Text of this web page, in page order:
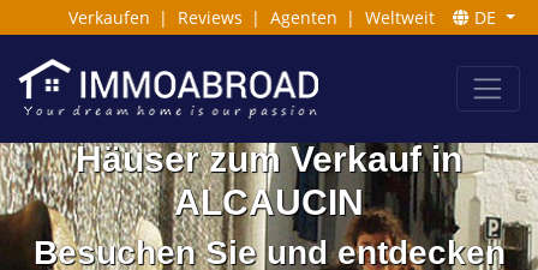
Verkaufen | Reviews | Agenten | Weltweit DE
Häuser zum Verkauf in
ALCAUCIN
Besuchen Sie und entdecken